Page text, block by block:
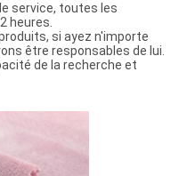
service, toutes les
heures.
si ayez n'importe
être responsables de lui.
de la recherche et